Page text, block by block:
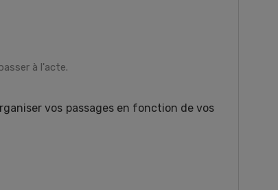
à l'acte.
vos passages en fonction de vos